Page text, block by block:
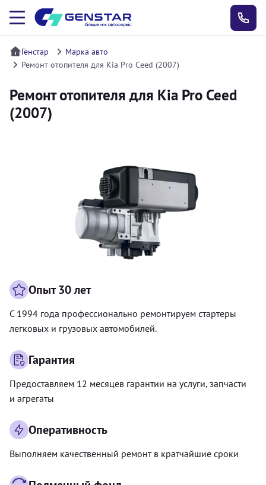
Генстар
Марка авто
Ремонт отопителя для Kia Pro Ceed (2007)
Ремонт отопителя для Kia Pro Ceed
(2007)
Опыт 30 лет
С 1994 года профессионально ремонтируем стартеры
легковых и грузовых автомобилей.
Гарантия
Предоставляем 12 месяцев гарантии на услуги, запчасти
и агрегаты
Оперативность
Выполняем качественный ремонт в кратчайшие сроки